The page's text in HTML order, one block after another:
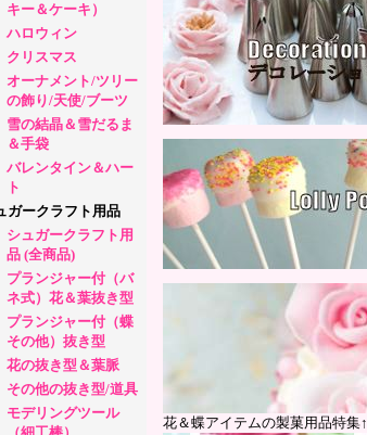
キー＆ケーキ）
ハロウィン
クリスマス
オーナメント/ツリー
の飾り/天使/ブーツ
雪の結晶＆雪だるま
＆手袋
バレンタイン＆ハー
ト
ガークラフト用品
シュガークラフト用
品 (全商品)
プランジャー付（バ
ネ式）花＆葉抜き型
プランジャー付（蝶
その他）抜き型
花の抜き型＆葉脈
その他の抜き型/道具
モデリングツール
花＆蝶アイテムの製菓用品特集↑